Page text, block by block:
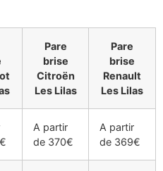
Pare
brise
Citroën
Les Lilas
Pare
brise
Renault
Les Lilas
A partir
de 370€
A partir
de 369€